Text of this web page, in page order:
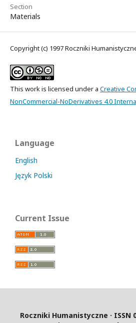
Section
Materials
Copyright (c) 1997 Roczniki
This work is licensed under a Creative
NonCommercial-NoDerivatives 4.0
Language
English
Język Polski
Current Issue
Roczniki Humanistyczne · ISSN